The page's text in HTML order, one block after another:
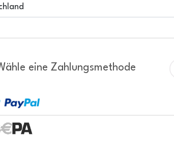
eine Zahlungsmethode